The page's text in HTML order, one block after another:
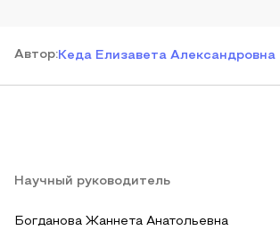
Автор:Кеда Елизавета Александровна
Научный руководитель
Богданова Жаннета Анатольевна